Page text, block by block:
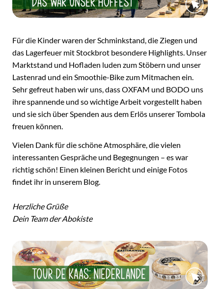
Für die Kinder waren der Schminkstand, die Ziegen und
das Lagerfeuer mit Stockbrot besondere Highlights. Unser
Marktstand und Hofladen luden zum Stöbern und unser
Lastenrad und ein Smoothie-Bike zum Mitmachen ein.
Sehr gefreut haben wir uns, dass OXFAM und BODO uns
ihre spannende und so wichtige Arbeit vorgestellt haben
und sie sich über Spenden aus dem Erlös unserer Tombola
freuen können.
Vielen Dank für die schöne Atmosphäre, die vielen
interessanten Gespräche und Begegnungen – es war
richtig schön! Einen kleinen Bericht und einige Fotos
findet ihr in unserem Blog.
Herzliche Grüße
Dein Team der Abokiste